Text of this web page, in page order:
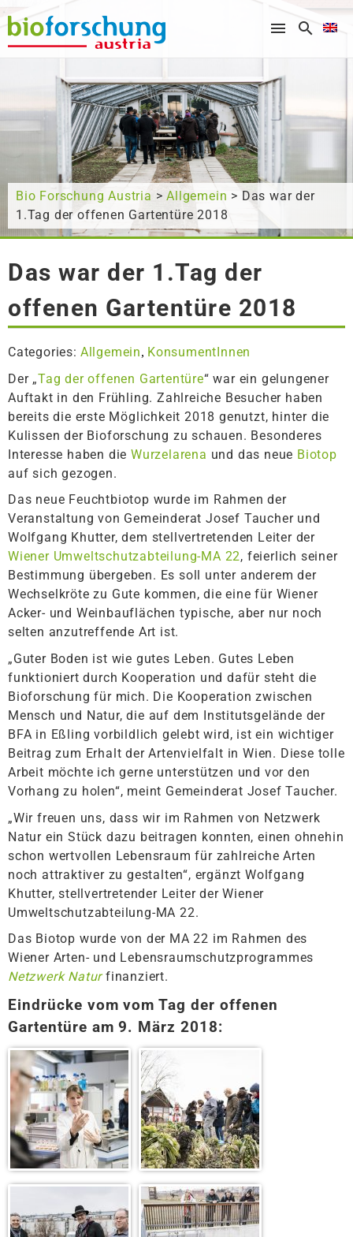
What are you looking for?
Bio Forschung Austria >Allgemein > Das war der
1.Tag der offenen Gartentüre 2018
Das war der 1.Tag der
offenen Gartentüre 2018
Categories: Allgemein, KonsumentInnen
Der „Tag der offenen Gartentüre“ war ein gelungener
Auftakt in den Frühling. Zahlreiche Besucher haben
bereits die erste Möglichkeit 2018 genutzt, hinter die
Kulissen der Bioforschung zu schauen. Besonderes
Interesse haben dieWurzelarena und das neue Biotop
auf sich gezogen.
Das neue Feuchtbiotop wurde im Rahmen der
Veranstaltung von Gemeinderat Josef Taucher und
Wolfgang Khutter, dem stellvertretenden Leiter der
Wiener Umweltschutzabteilung-MA 22, feierlich seiner
Bestimmung übergeben. Es soll unter anderem der
Wechselkröte zu Gute kommen, die eine für Wiener
Acker- und Weinbauflächen typische, aber nur noch
selten anzutreffende Art ist.
„Guter Boden ist wie gutes Leben. Gutes Leben
funktioniert durch Kooperation und dafür steht die
Bioforschung für mich. Die Kooperation zwischen
Mensch und Natur, die auf dem Institutsgelände der
BFA in Eßling vorbildlich gelebt wird, ist ein wichtiger
Beitrag zum Erhalt der Artenvielfalt in Wien. Diese tolle
Arbeit möchte ich gerne unterstützen und vor den
Vorhang zu holen“, meint Gemeinderat Josef Taucher.
„Wir freuen uns, dass wir im Rahmen von Netzwerk
Natur ein Stück dazu beitragen konnten, einen ohnehin
schon wertvollen Lebensraum für zahlreiche Arten
noch attraktiver zu gestalten“, ergänzt Wolfgang
Khutter, stellvertretender Leiter der Wiener
Umweltschutzabteilung-MA 22.
Das Biotop wurde von der MA 22 im Rahmen des
Wiener Arten- und Lebensraumschutzprogrammes
Netzwerk Naturfinanziert.
Eindrücke vom vom Tag der offenen
Gartentüre am 9. März 2018: